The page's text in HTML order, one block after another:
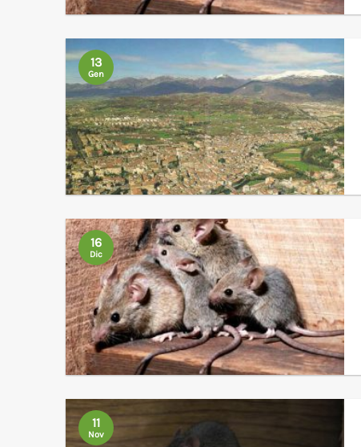
13
Gen
16
Dic
11
Nov